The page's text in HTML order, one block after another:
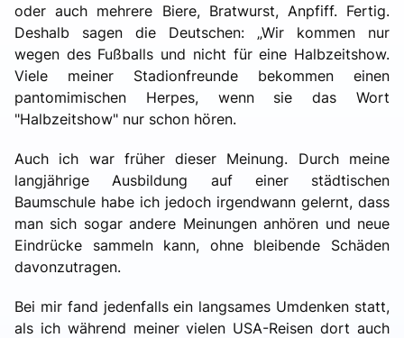
oder auch mehrere Biere, Bratwurst, Anpfiff. Fertig.
Deshalb sagen die Deutschen: „Wir kommen nur
wegen des Fußballs und nicht für eine Halbzeitshow.
Viele meiner Stadionfreunde bekommen einen
pantomimischen Herpes, wenn sie das Wort
"Halbzeitshow" nur schon hören.
Auch ich war früher dieser Meinung. Durch meine
langjährige Ausbildung auf einer städtischen
Baumschule habe ich jedoch irgendwann gelernt, dass
man sich sogar andere Meinungen anhören und neue
Eindrücke sammeln kann, ohne bleibende Schäden
davonzutragen.
Bei mir fand jedenfalls ein langsames Umdenken statt,
als ich während meiner vielen USA-Reisen dort auch